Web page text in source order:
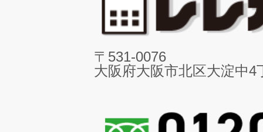
〒531-0076
大阪府大阪市北区大淀中4